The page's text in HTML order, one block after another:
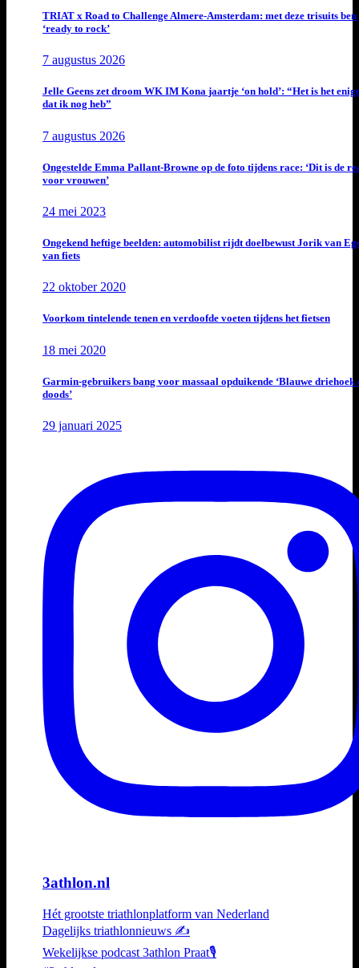
TRIAT x Road to Challenge Almere-Amsterdam: met deze trisuits ben
‘ready to rock’
7 augustus 2026
Jelle Geens zet droom WK IM Kona jaartje ‘on hold’: “Het is het
dat ik nog heb”
7 augustus 2026
Ongestelde Emma Pallant-Browne op de foto tijdens race: ‘Dit is de
voor vrouwen’
24 mei 2023
Ongekend heftige beelden: automobilist rijdt doelbewust Jorik van
van fiets
22 oktober 2020
Voorkom tintelende tenen en verdoofde voeten tijdens het fietsen
18 mei 2020
Garmin-gebruikers bang voor massaal opduikende ‘Blauwe driehoek
doods’
29 januari 2025
3athlon.nl
Hét grootste triathlonplatform van Nederland
Dagelijks triathlonnieuws ✍️
Wekelijkse podcast 3athlon Praat🎙️